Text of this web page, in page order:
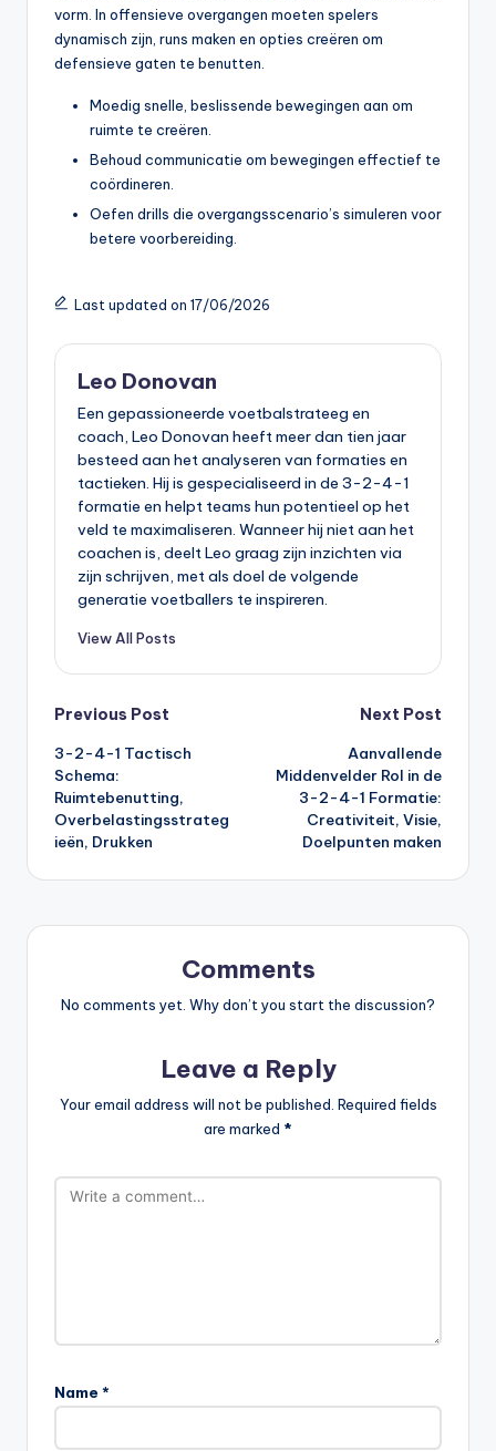
vorm. In offensieve overgangen moeten spelers
dynamisch zijn, runs maken en opties creëren om
defensieve gaten te benutten.
Moedig snelle, beslissende bewegingen aan om
ruimte te creëren.
Behoud communicatie om bewegingen effectief te
coördineren.
Oefen drills die overgangsscenario’s simuleren voor
betere voorbereiding.
Last updated on 17/06/2026
Leo Donovan
Een gepassioneerde voetbalstrateeg en
coach, Leo Donovan heeft meer dan tien jaar
besteed aan het analyseren van formaties en
tactieken. Hij is gespecialiseerd in de 3-2-4-1
formatie en helpt teams hun potentieel op het
veld te maximaliseren. Wanneer hij niet aan het
coachen is, deelt Leo graag zijn inzichten via
zijn schrijven, met als doel de volgende
generatie voetballers te inspireren.
View All Posts
Post
navigation
Previous Post
3-2-4-1 Tactisch
Schema:
Ruimtebenutting,
Overbelastingsstrateg
ieën, Drukken
Next Post
Aanvallende
Middenvelder Rol in de
3-2-4-1 Formatie:
Creativiteit, Visie,
Doelpunten maken
Comments
No comments yet. Why don’t you start the discussion?
Leave a Reply
Your email address will not be published. Required fields
are marked *
Name *